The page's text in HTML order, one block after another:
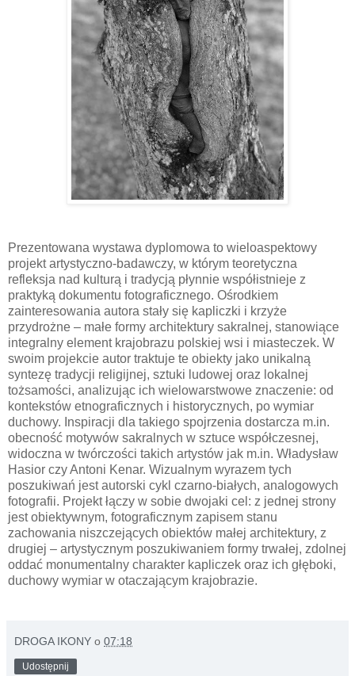
Prezentowana wystawa dyplomowa to wieloaspektowy
projekt artystyczno-badawczy, w którym teoretyczna
refleksja nad kulturą i tradycją płynnie współistnieje z
praktyką dokumentu fotograficznego. Ośrodkiem
zainteresowania autora stały się kapliczki i krzyże
przydrożne – małe formy architektury sakralnej, stanowiące
integralny element krajobrazu polskiej wsi i miasteczek. W
swoim projekcie autor traktuje te obiekty jako unikalną
syntezę tradycji religijnej, sztuki ludowej oraz lokalnej
tożsamości, analizując ich wielowarstwowe znaczenie: od
kontekstów etnograficznych i historycznych, po wymiar
duchowy. Inspiracji dla takiego spojrzenia dostarcza m.in.
obecność motywów sakralnych w sztuce współczesnej,
widoczna w twórczości takich artystów jak m.in. Władysław
Hasior czy Antoni Kenar. Wizualnym wyrazem tych
poszukiwań jest autorski cykl czarno-białych, analogowych
fotografii. Projekt łączy w sobie dwojaki cel: z jednej strony
jest obiektywnym, fotograficznym zapisem stanu
zachowania niszczejących obiektów małej architektury, z
drugiej – artystycznym poszukiwaniem formy trwałej, zdolnej
oddać monumentalny charakter kapliczek oraz ich głęboki,
duchowy wymiar w otaczającym krajobrazie.
DROGA IKONY o 07:18
Udostępnij